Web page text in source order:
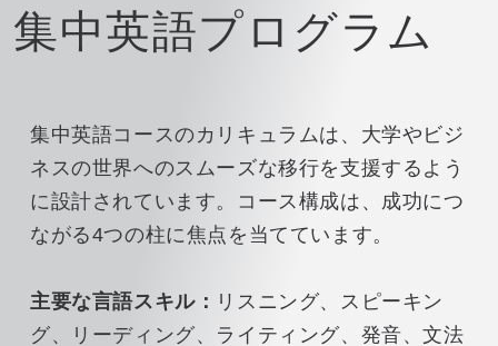
集中英語プログラム
集中英語コースのカリキュラムは、大学やビジ
ネスの世界へのスムーズな移行を支援するよう
に設計されています。コース構成は、成功につ
ながる4つの柱に焦点を当てています。
主要な言語スキル： リスニング、スピーキン
グ、リーディング、ライティング、発音、文法